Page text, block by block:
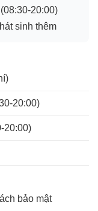
20:00)
sinh thêm
20:00)
20:00)
bảo mật